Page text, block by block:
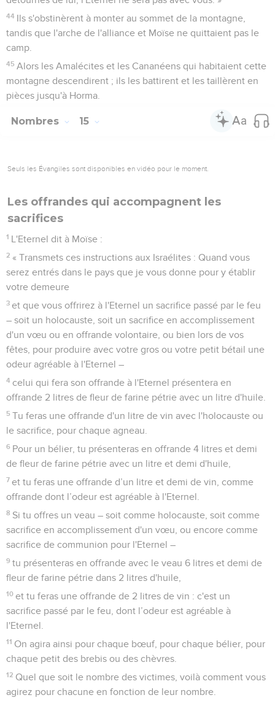
44 Ils s'obstinèrent à monter au sommet de la montagne,
tandis que l'arche de l'alliance et Moïse ne quittaient pas le
camp.
45 Alors les Amalécites et les Cananéens qui habitaient cette
montagne descendirent ; ils les battirent et les taillèrent en
pièces jusqu'à Horma.
Nombres 15
Seuls les Évangiles sont disponibles en vidéo pour le moment.
Les offrandes qui accompagnent les
sacrifices
1 L'Eternel dit à Moïse :
2 « Transmets ces instructions aux Israélites : Quand vous
serez entrés dans le pays que je vous donne pour y établir
votre demeure
3 et que vous offrirez à l'Eternel un sacrifice passé par le feu
– soit un holocauste, soit un sacrifice en accomplissement
d'un vœu ou en offrande volontaire, ou bien lors de vos
fêtes, pour produire avec votre gros ou votre petit bétail une
odeur agréable à l'Eternel –
4 celui qui fera son offrande à l'Eternel présentera en
offrande 2 litres de fleur de farine pétrie avec un litre d'huile.
5 Tu feras une offrande d'un litre de vin avec l'holocauste ou
le sacrifice, pour chaque agneau.
6 Pour un bélier, tu présenteras en offrande 4 litres et demi
de fleur de farine pétrie avec un litre et demi d'huile,
7 et tu feras une offrande d’un litre et demi de vin, comme
offrande dont l’odeur est agréable à l'Eternel.
8 Si tu offres un veau – soit comme holocauste, soit comme
sacrifice en accomplissement d'un vœu, ou encore comme
sacrifice de communion pour l'Eternel –
9 tu présenteras en offrande avec le veau 6 litres et demi de
fleur de farine pétrie dans 2 litres d'huile,
10 et tu feras une offrande de 2 litres de vin : c'est un
sacrifice passé par le feu, dont l’odeur est agréable à
l'Eternel.
11 On agira ainsi pour chaque bœuf, pour chaque bélier, pour
chaque petit des brebis ou des chèvres.
12 Quel que soit le nombre des victimes, voilà comment vous
agirez pour chacune en fonction de leur nombre.